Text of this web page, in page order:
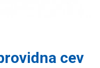
cev